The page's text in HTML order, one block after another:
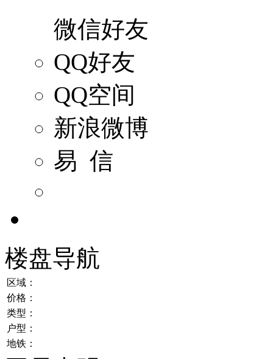
微信好友
QQ好友
QQ空间
新浪微博
易 信
楼盘导航
区域：
价格：
类型：
户型：
地铁：